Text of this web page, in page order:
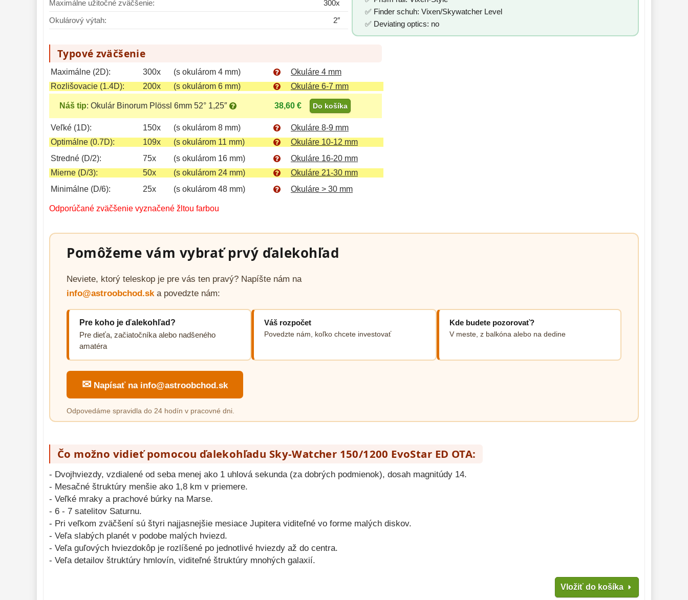
Maximálne užitočné zväčšenie:
300x
Okulárový výtah:
2″
✅ Finder schuh: Vixen/Skywatcher Level
✅ Deviating optics: no
Typové zväčšenie
Maximálne (2D): 300x (s okulárom 4 mm)
Okuláre 4 mm
Rozlišovacie (1.4D):
200x (s okulárom 6 mm) Okuláre 6-7 mm
Náš tip: Okulár Binorum Plössl 6mm 52° 1,25″ 38,60 € Do košíka
Veľké (1D): 150x (s okulárom 8 mm)
Okuláre 8-9 mm
Optimálne (0.7D):
109x (s okulárom 11 mm)
Okuláre 10-12 mm
Stredné (D/2):
75x (s okulárom 16 mm)
Okuláre 16-20 mm
Mierne (D/3):
50x (s okulárom 24 mm)
Okuláre 21-30 mm
Minimálne (D/6):
25x (s okulárom 48 mm) Okuláre > 30 mm
Odporúčané zväčšenie vyznačené žltou farbou
Pomôžeme vám vybrať prvý ďalekohľad
Neviete, ktorý teleskop je pre vás ten pravý? Napíšte nám na
info@astroobchod.ska povedzte nám:
Pre koho je ďalekohľad?
Pre dieťa, začiatočníka alebo nadšeného
amatéra
Váš rozpočet
Povedzte nám, koľko chcete investovať
Kde budete pozorovať?
V meste, z balkóna alebo na dedine
✉ Napísať na info@astroobchod.sk
Odpovedáme spravidla do 24 hodín v pracovné dni.
Čo možno vidieť pomocou ďalekohľadu Sky-Watcher 150/1200 EvoStar ED OTA:
- Dvojhviezdy, vzdialené od seba menej ako 1 uhlová sekunda (za dobrých podmienok), dosah magnitúdy 14.
- Mesačné štruktúry menšie ako 1,8 km v priemere.
- Veľké mraky a prachové búrky na Marse.
- 6 - 7 satelitov Saturnu.
- Pri veľkom zväčšení sú štyri najjasnejšie mesiace Jupitera viditeľné vo forme malých diskov.
- Veľa slabých planét v podobe malých hviezd.
- Veľa guľových hviezdokôp je rozlíšené po jednotlivé hviezdy až do centra.
- Veľa detailov štruktúry hmlovín, viditeľné štruktúry mnohých galaxií.
Vložiť do košíka